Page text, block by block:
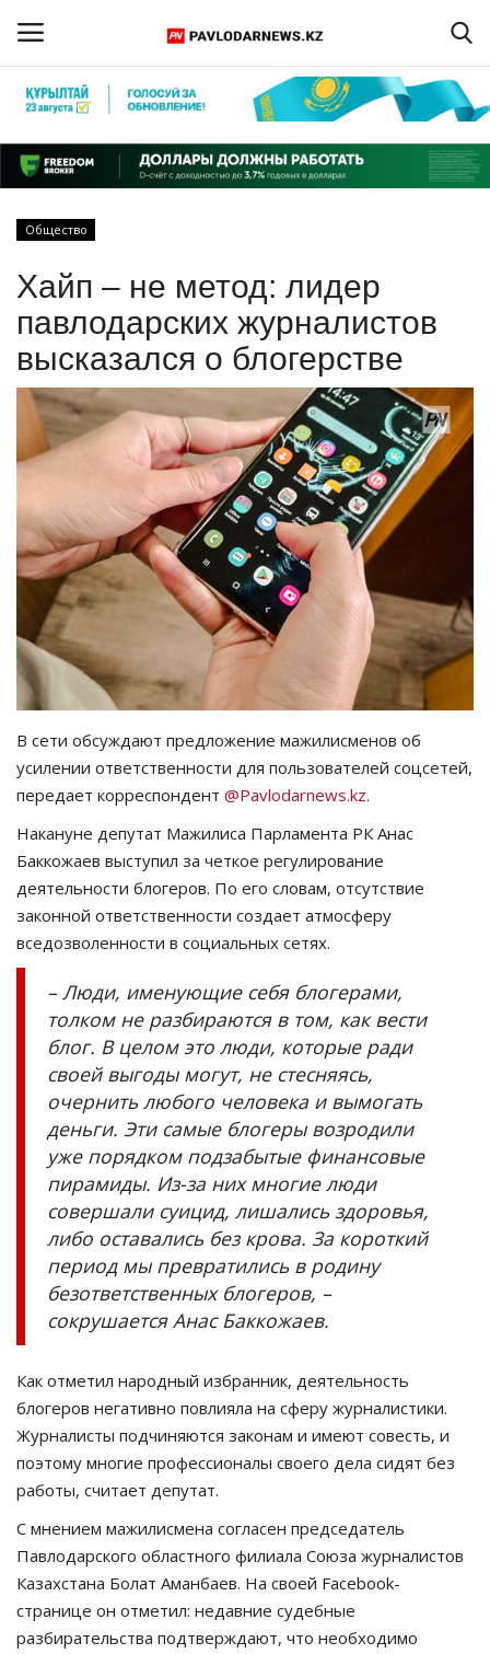
Регистрация
Главная
КАЗАХСТАН
МИР
СПЕЦПРОЕКТЫ
СПОРТ
Чек-лист
РАЗВЛЕЧЕНИЯ
Курултай
Язык
Қазақша Русский
Общество
Хайп – не метод: лидер
павлодарских журналистов
высказался о блогерстве
В сети обсуждают предложение мажилисменов об
усилении ответственности для пользователей соцсетей,
передает корреспондент @Pavlodarnews.kz.
Накануне депутат Мажилиса Парламента РК Анас
Баккожаев выступил за четкое регулирование
деятельности блогеров. По его словам, отсутствие
законной ответственности создает атмосферу
вседозволенности в социальных сетях.
– Люди, именующие себя блогерами,
толком не разбираются в том, как вести
блог. В целом это люди, которые ради
своей выгоды могут, не стесняясь,
очернить любого человека и вымогать
деньги. Эти самые блогеры возродили
уже порядком подзабытые финансовые
пирамиды. Из-за них многие люди
совершали суицид, лишались здоровья,
либо оставались без крова. За короткий
период мы превратились в родину
безответственных блогеров, –
сокрушается Анас Баккожаев.
Как отметил народный избранник, деятельность
блогеров негативно повлияла на сферу журналистики.
Журналисты подчиняются законам и имеют совесть, и
поэтому многие профессионалы своего дела сидят без
работы, считает депутат.
С мнением мажилисмена согласен председатель
Павлодарского областного филиала Союза журналистов
Казахстана Болат Аманбаев. На своей Facebook-
странице он отметил: недавние судебные
разбирательства подтверждают, что необходимо